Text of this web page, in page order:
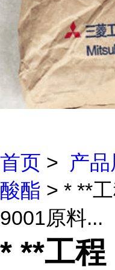
首页 > 产
酸酯 > * **
9001原料...
* **工程